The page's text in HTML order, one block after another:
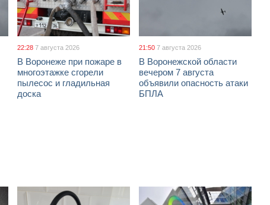
22:28 7 августа 2026
В Воронеже при пожаре в
многоэтажке сгорели
пылесос и гладильная
доска
21:50 7 августа 2026
В Воронежской области
вечером 7 августа
объявили опасность атаки
БПЛА